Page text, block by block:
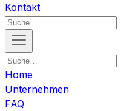
Kontakt
Home
Unternehmen
FAQ